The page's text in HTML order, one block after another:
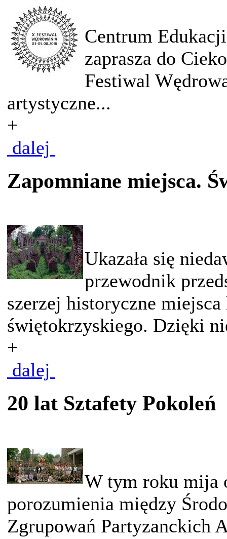
Centrum
zaprasza do
Festiwal
artystyczne...
+
dalej
Zapomniane miejsca.
Ukazała się
przewodnik
szerzej historyczne
świętokrzyskiego. Dzięki
+
dalej
20 lat Sztafety Pokoleń
W tym roku mija
porozumienia między
Zgrupowań Partyzanckich